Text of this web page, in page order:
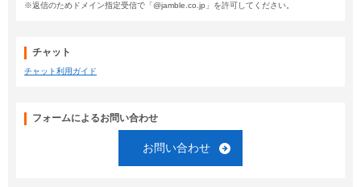
※返信のためドメイン指定受信で「@jamble.co.jp」を許可してください。
チャット
チャット利用ガイド
フォームによるお問い合わせ
お問い合わせ